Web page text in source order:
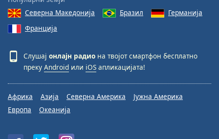
Северна Македонија
Бразил
Германија
Франција
Слушај онлајн радио на твојот смартфон бесплатно
преку Android или iOS апликацијата!
Африка Азија Северна Америка
Јужна Америка
Европа
Океанија